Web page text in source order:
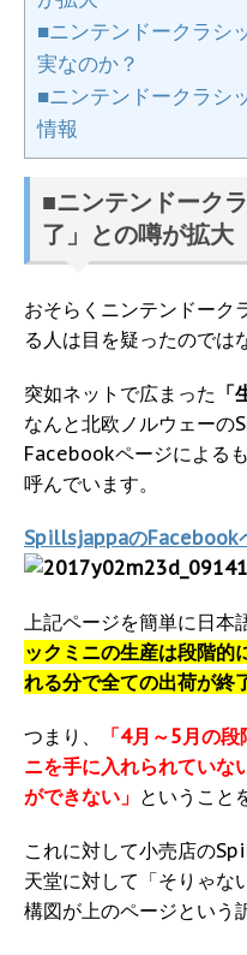
■ニンテンドークラシ
実なのか？
■ニンテンドークラシ
情報
■ニンテンドーク
了」との噂が拡大
おそらくニンテンドーク
る人は目を疑ったのでは
突如ネットで広まった 「
なんと北欧ノルウェー
Facebookページによる
呼んでいます。
SpillsjappaのFacebook
上記ページを簡単に日本
ックミニの生産は段階的
れる分で全ての出荷が終
つまり、
「4月～5月の
ニを手に入れられていな
ができない」 ということ
これに対して小売店の
天堂に対して「そりゃな
構図が上のページという